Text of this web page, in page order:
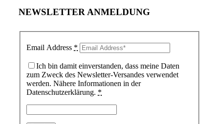
NEWSLETTER ANMELDUNG
Email Address *
Ich bin damit einverstanden, dass meine Daten
zum Zweck des Newsletter-Versandes verwendet
werden. Nähere Informationen in der
Datenschutzerklärung. *